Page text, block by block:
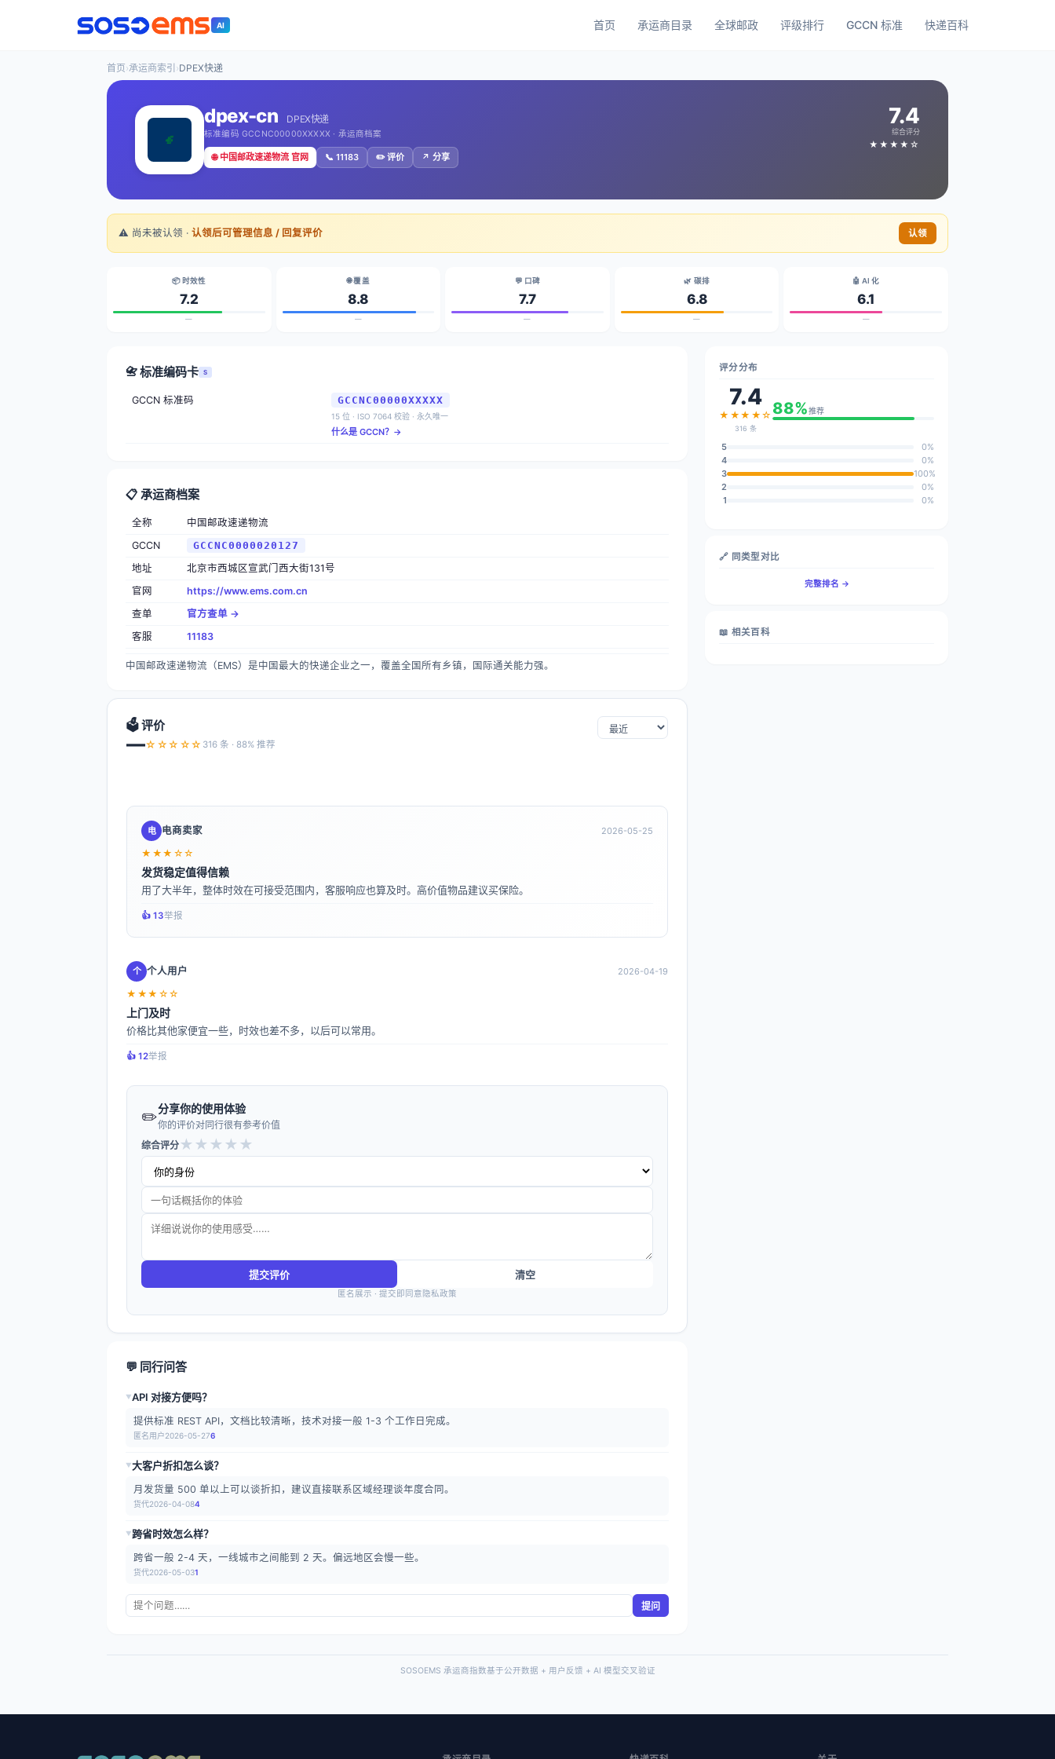
AI 首页 承运商目录 全球邮政 评级排行 GCCN 标准 快递百科
首页›承运商索引 ›DPEX快递
dpex-cn DPEX快递
标准编码 GCCNC00000XXXXX · 承运商档案
🌐 中国邮政速递物流 官网 📞 11183 ✏️ 评价 ↗️ 分享
7.4
综合评分
★★★★☆
⚠️ 尚未被认领 · 认领后可管理信息 / 回复评价 认领
📦 时效性
7.2
—
🌐 覆盖
8.8
—
💬 口碑
7.7
—
🌿 碳排
6.8
—
🤖 AI 化
6.1
—
📇 标准编码卡 S
GCCN 标准码 GCCNC00000XXXXX
15 位 · ISO 7064 校验 · 永久唯一
什么是 GCCN？→
📋 承运商档案
全称
中国邮政速递物流
GCCN
GCCNC0000020127
地址
北京市西城区宣武门西大街131号
官网
https://www.ems.com.cn
查单
官方查单 →
客服
11183
中国邮政速递物流（EMS）是中国最大的快递企业之一，覆盖全国所有乡镇，国际通关能力强。
🗳️ 评价
—☆☆☆☆☆ 316 条 · 88% 推荐
电 电商卖家 2026-05-25
★★★☆☆
发货稳定值得信赖
用了大半年，整体时效在可接受范围内，客服响应也算及时。高价值物品建议买保险。
👍️ 13举报
个 个人用户 2026-04-19
★★★☆☆
上门及时
价格比其他家便宜一些，时效也差不多，以后可以常用。
👍️ 12举报
✏️分享你的使用体验
你的评价对同行很有参考价值
综合评分★ ★ ★ ★ ★
提交评价 清空
匿名展示 · 提交即同意隐私政策
💬 同行问答
▶API 对接方便吗？
提供标准 REST API，文档比较清晰，技术对接一般 1-3 个工作日完成。
匿名用户2026-05-276
▶大客户折扣怎么谈？
月发货量 500 单以上可以谈折扣，建议直接联系区域经理谈年度合同。
货代2026-04-084
▶ 跨省时效怎么样？
跨省一般 2-4 天，一线城市之间能到 2 天。偏远地区会慢一些。
货代2026-05-031
提问
评分分布
7.4
★★★★☆
316 条
88%推荐
5
0%
4
0%
3
100%
2
0%
1
0%
🔗 同类型对比
完整排名 →
📖 相关百科
SOSOEMS 承运商指数基于公开数据 + 用户反馈 + AI 模型交叉验证